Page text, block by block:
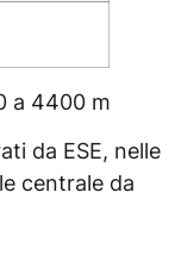
a 4400 m
da ESE, nelle
centrale da